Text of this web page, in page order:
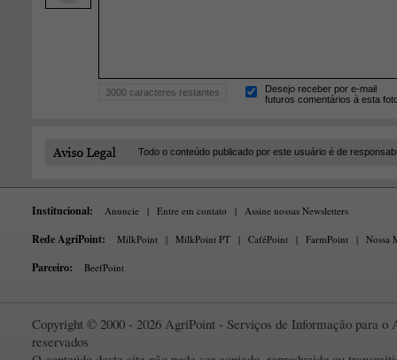
3000 caracteres restantes
Desejo receber por e-mail
futuros comentários à esta
Todo o conteúdo publicado por este usuário é de
Institucional: Anuncie | Entre em contato | Assine nossas Newsletters
Rede AgriPoint: MilkPoint | MilkPoint PT | CaféPoint | FarmPoint | Nossa
Parceiro: BeefPoint
Copyright © 2000 - 2026 AgriPoint - Serviços de Informação para o
reservados